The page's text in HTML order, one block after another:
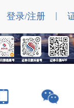
登录/注册 |